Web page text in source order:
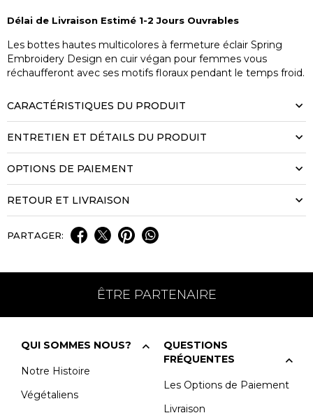
Délai de Livraison Estimé 1-2 Jours Ouvrables
Les bottes hautes multicolores à fermeture éclair Spring
Embroidery Design en cuir végan pour femmes vous
réchaufferont avec ses motifs floraux pendant le temps froid.
CARACTÉRISTIQUES DU PRODUIT
ENTRETIEN ET DÉTAILS DU PRODUIT
OPTIONS DE PAIEMENT
RETOUR ET LIVRAISON
PARTAGER:
ÊTRE PARTENAIRE
QUI SOMMES NOUS?
Notre Histoire
Végétaliens
QUESTIONS
FRÉQUENTES
Les Options de Paiement
Livraison